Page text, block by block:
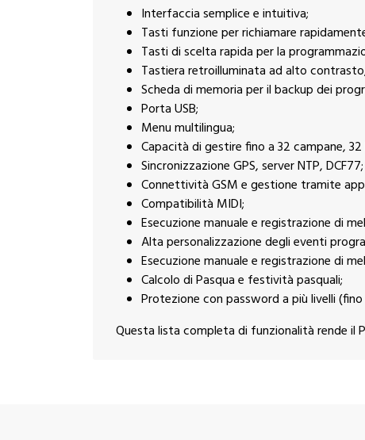
Interfaccia semplice e intuitiva;
Tasti funzione per richiamare
Tasti di scelta rapida per la
Tastiera retroilluminata ad alto
Scheda di memoria per il backup dei
Porta USB;
Menu multilingua;
Capacità di gestire fino a 32 campane,
Sincronizzazione GPS, server NTP, DCF77;
Connettività GSM e gestione tramite
Compatibilità MIDI;
Esecuzione manuale e registrazione di
Alta personalizzazione degli eventi
Esecuzione manuale e registrazione di
Calcolo di Pasqua e festività pasquali;
Protezione con password a più livelli
Questa lista completa di funzionalità rende il